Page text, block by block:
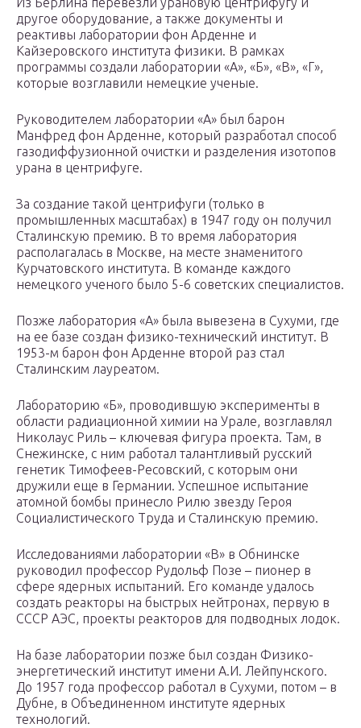
другое оборудование, а также документы и
реактивы лаборатории фон Арденне и
Кайзеровского института физики. В рамках
программы создали лаборатории «А», «Б», «В», «Г»,
которые возглавили немецкие ученые.
Руководителем лаборатории «А» был барон
Манфред фон Арденне, который разработал способ
газодиффузионной очистки и разделения изотопов
урана в центрифуге.
За создание такой центрифуги (только в
промышленных масштабах) в 1947 году он получил
Сталинскую премию. В то время лаборатория
располагалась в Москве, на месте знаменитого
Курчатовского института. В команде каждого
немецкого ученого было 5-6 советских специалистов.
Позже лаборатория «А» была вывезена в Сухуми, где
на ее базе создан физико-технический институт. В
1953-м барон фон Арденне второй раз стал
Сталинским лауреатом.
Лабораторию «Б», проводившую эксперименты в
области радиационной химии на Урале, возглавлял
Николаус Риль – ключевая фигура проекта. Там, в
Снежинске, с ним работал талантливый русский
генетик Тимофеев-Ресовский, с которым они
дружили еще в Германии. Успешное испытание
атомной бомбы принесло Рилю звезду Героя
Социалистического Труда и Сталинскую премию.
Исследованиями лаборатории «В» в Обнинске
руководил профессор Рудольф Позе – пионер в
сфере ядерных испытаний. Его команде удалось
создать реакторы на быстрых нейтронах, первую в
СССР АЭС, проекты реакторов для подводных лодок.
На базе лаборатории позже был создан Физико-
энергетический институт имени А.И. Лейпунского.
До 1957 года профессор работал в Сухуми, потом – в
Дубне, в Объединенном институте ядерных
технологий.